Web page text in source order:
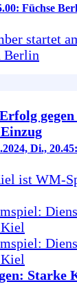
Füchse
startet
Berlin
Di.,
ist WM-
Starke